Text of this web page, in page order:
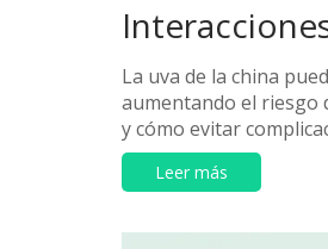
La uva de la china
aumentando el riesgo
y cómo evitar
Leer más